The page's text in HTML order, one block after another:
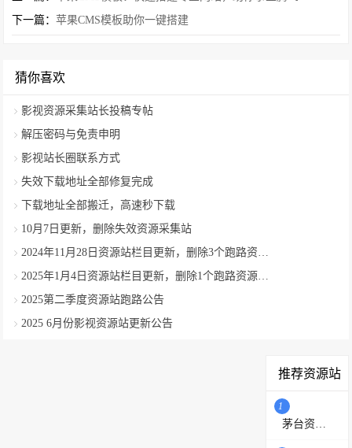
下一篇：苹果CMS模板助你一键搭建
猜你喜欢
影视资源采集站长投稿专帖
解压密码与免责申明
影视站长圈联系方式
失效下载地址全部修复完成
下载地址全部搬迁，高速秒下载
10月7日更新，删除失效资源采集站
2025第二季度资源站跑路公告
2025 6月份影视资源站更新公告
推荐资源站
1